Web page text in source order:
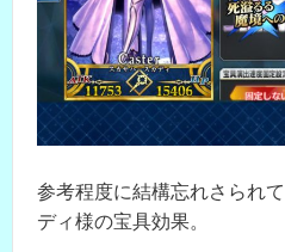
参考程度に結構忘れさられ
ディ様の宝具効果。